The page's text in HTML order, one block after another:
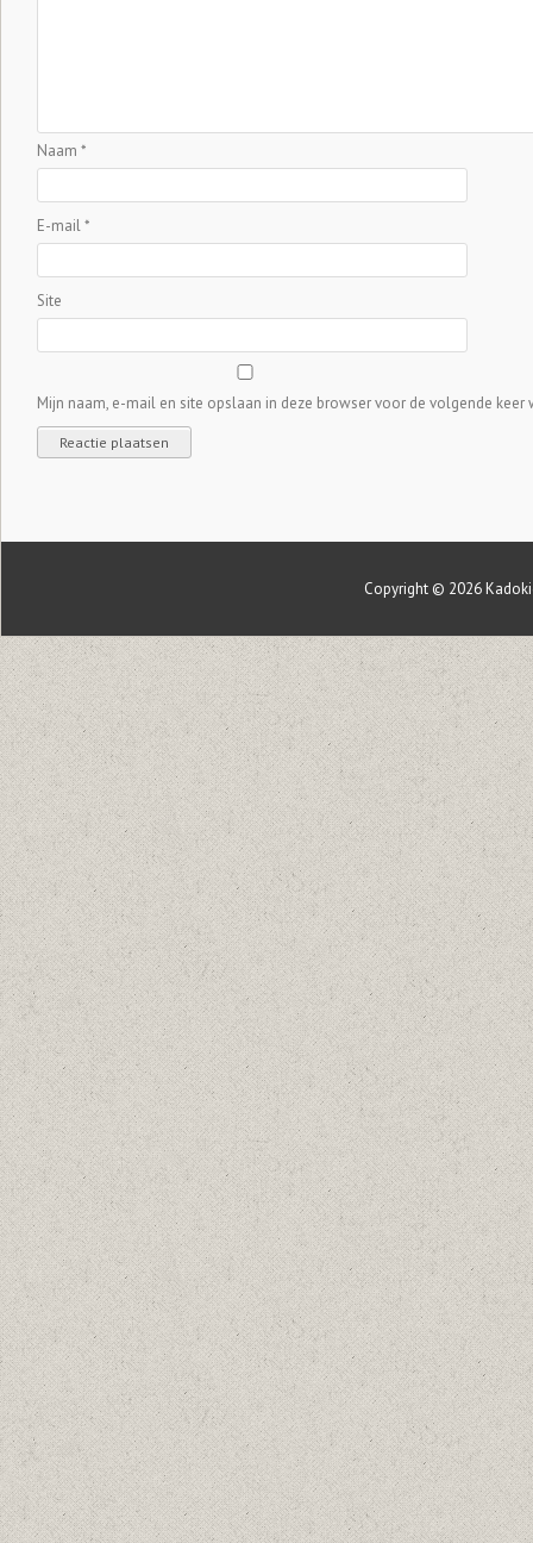
Naam *
E-mail*
Site
Mijn naam, e-mail en site opslaan in deze browser voor de volgende keer
Copyright © 2026